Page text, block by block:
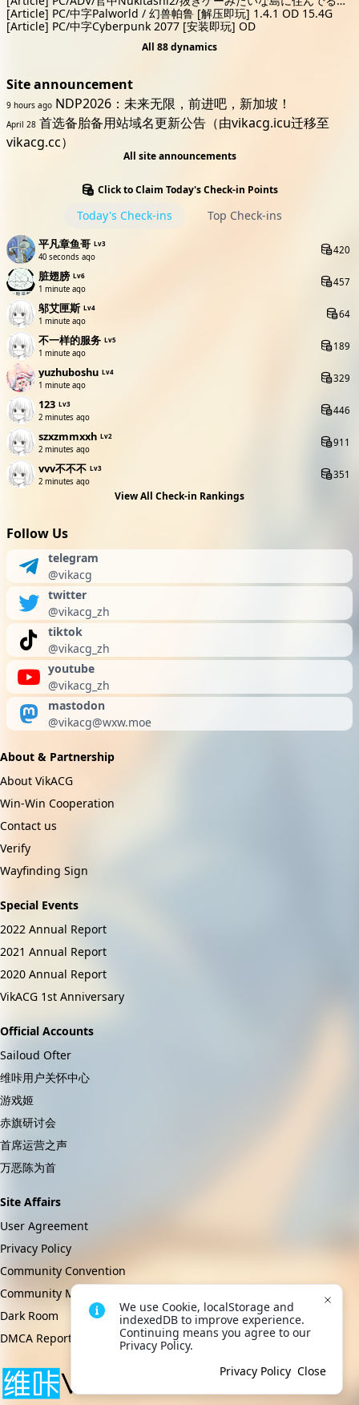
乳はどうすりゃいいですか 2/拔作岛2 [OD] 5.2G
[Article] PC/中字Palworld / 幻兽帕鲁 [解压即玩] 1.4.1 OD 15.4G
[Article] PC/中字Cyberpunk 2077 [安装即玩] OD
All 88 dynamics
Site announcement
9 hours ago NDP2026：未来无限，前进吧，新加坡！
April 28 首选备胎备用站域名更新公告（由vikacg.icu迁移至
vikacg.cc）
All site announcements
Click to Claim Today's Check-in Points
Today's Check-ins Top Check-ins
平凡章鱼哥 Lv3
40 seconds ago
420
脏翅膀 Lv6
1 minute ago
457
邬艾匣斯 Lv4
1 minute ago
64
不一样的服务 Lv5
1 minute ago
189
yuzhuboshu Lv4
1 minute ago
329
123 Lv3
2 minutes ago
446
szxzmmxxh Lv2
2 minutes ago
911
vvv不不不 Lv3
2 minutes ago
351
View All Check-in Rankings
Follow Us
telegram
@vikacg
twitter
@vikacg_zh
tiktok
@vikacg_zh
youtube
@vikacg_zh
mastodon
@vikacg@wxw.moe
About & Partnership
About VikACG
Win-Win Cooperation
Contact us
Verify
Wayfinding Sign
Special Events
2022 Annual Report
2021 Annual Report
2020 Annual Report
VikACG 1st Anniversary
Official Accounts
Sailoud Ofter
维咔用户关怀中心
游戏姬
赤旗研讨会
首席运营之声
万恶陈为首
Site Affairs
User Agreement
Privacy Policy
Community Convention
Community Management Regulations
Dark Room
DMCA Report
We use Cookie, localStorage and
indexedDB to improve experience.
Continuing means you agree to our
Privacy Policy.
Privacy Policy Close